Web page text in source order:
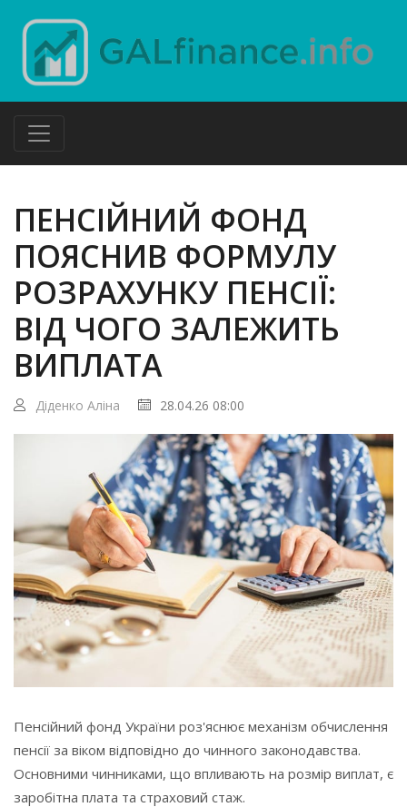
ПЕНСІЙНИЙ ФОНД
ПОЯСНИВ ФОРМУЛУ
РОЗРАХУНКУ ПЕНСІЇ:
ВІД ЧОГО ЗАЛЕЖИТЬ
ВИПЛАТА
Діденко Аліна 28.04.26 08:00
Пенсійний фонд України роз'яснює механізм обчислення
пенсії за віком відповідно до чинного законодавства.
Основними чинниками, що впливають на розмір виплат, є
заробітна плата та страховий стаж.